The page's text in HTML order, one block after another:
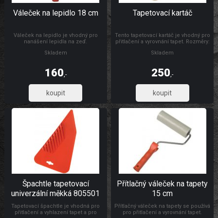
Váleček na lepidlo 18 cm
Váleček na lepidlo je vhodný pro
nanášení lepidla na zeď.
Skladem
160,-
132,23
Tapetovací kartáč
Tento tapetovací kartáč je vhodný pro
přitlačení a vyrovnání tapet. Rozměry:
Skladem
250,-
206,61
Špachtle tapetovací
univerzální měkká 805501
Tapetovací špachtle je vhodná pro
přitlačení a vyhlazení tapet a pro
Přítlačný váleček na tapety
15 cm
Přítlačný váleček na tapety se používá
pro přitlačení a vyrovnání tapet.